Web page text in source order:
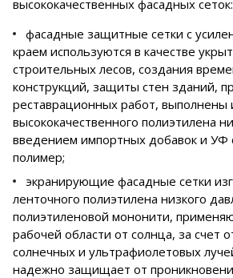
высококачественных фасадных сеток:
фасадные защитные сетки с
краем используются в качестве
строительных лесов, создания
конструкций, защиты стен зданий,
реставрационных работ, выполнены
высококачественного полиэтилена
введением импортных добавок и УФ
полимер;
экранирующие фасадные сетки
ленточного полиэтилена низкого
полиэтиленовой мононити,
рабочей области от солнца, за счет
солнечных и ультрафиолетовых
надежно защищает от